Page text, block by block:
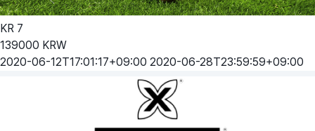
KR 7
139000 KRW
2020-06-12T17:01:17+09:00 2020-06-28T23:59:59+09:00